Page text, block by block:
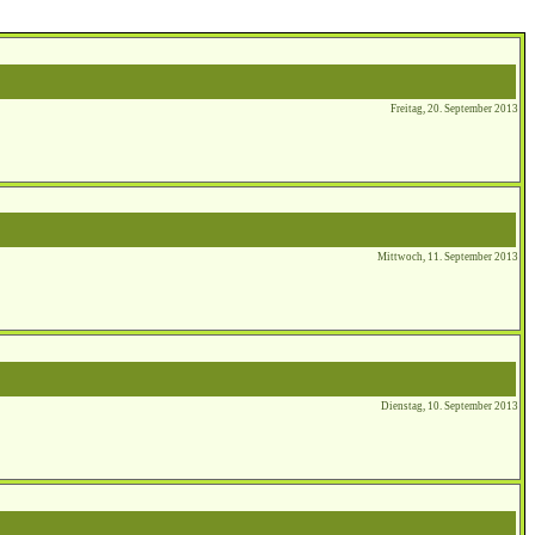
Freitag, 20. September 2013
Mittwoch, 11. September 2013
Dienstag, 10. September 2013